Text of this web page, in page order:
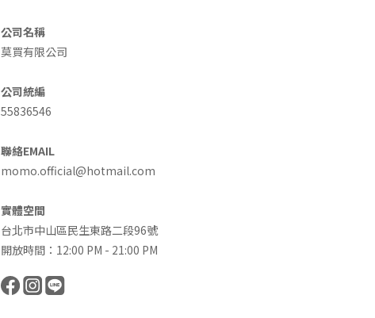
公司名稱
莫買有限公司
公司統編
55836546
聯絡EMAIL
momo.official@hotmail.com
實體空間
台北市中山區民生東路二段96號
開放時間：12:00 PM - 21:00 PM